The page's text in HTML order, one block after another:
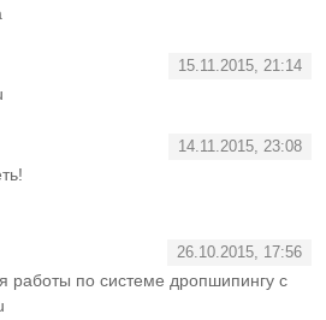
15.11.2015, 21:14
14.11.2015, 23:08
26.10.2015, 17:56
работы по системе дропшипингу с